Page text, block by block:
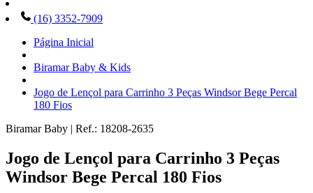
(16) 3352-7909
Página Inicial
Biramar Baby & Kids
Jogo de Lençol para Carrinho 3 Peças Windsor Bege Percal
180 Fios
Biramar Baby | Ref.: 18208-2635
Jogo de Lençol para Carrinho 3 Peças
Windsor Bege Percal 180 Fios